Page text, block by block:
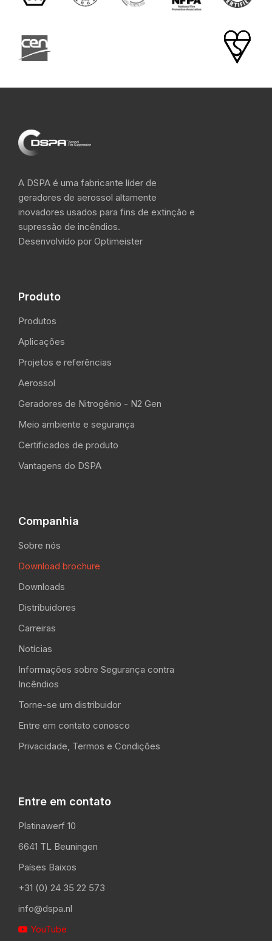
A DSPA é uma fabricante líder de
geradores de aerossol altamente
inovadores usados para fins de extinção e
supressão de incêndios.
Desenvolvido por Optimeister
Produto
Produtos
Aplicações
Projetos e referências
Aerossol
Geradores de Nitrogênio - N2 Gen
Meio ambiente e segurança
Certificados de produto
Vantagens do DSPA
Companhia
Sobre nós
Download brochure
Downloads
Distribuidores
Carreiras
Notícias
Informações sobre Segurança contra
Incêndios
Torne-se um distribuidor
Entre em contato conosco
Privacidade, Termos e Condições
Entre em contato
Platinawerf 10
6641 TL Beuningen
Países Baixos
+31 (0) 24 35 22 573
info@dspa.nl
 YouTube